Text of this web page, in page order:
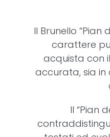
Il Brunello
carattere
acquista con
accurata, sia in
Il “Pian